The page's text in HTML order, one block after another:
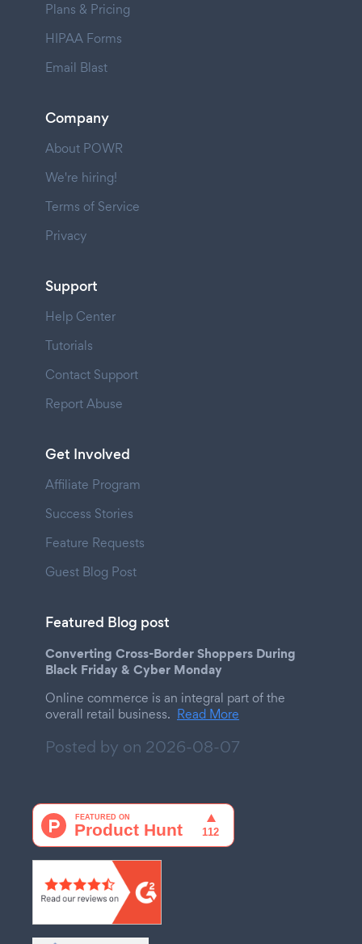
Plans & Pricing
HIPAA Forms
Email Blast
Company
About POWR
We're hiring!
Terms of Service
Privacy
Support
Help Center
Tutorials
Contact Support
Report Abuse
Get Involved
Affiliate Program
Success Stories
Feature Requests
Guest Blog Post
Featured Blog post
Converting Cross-Border Shoppers During
Black Friday & Cyber Monday
Online commerce is an integral part of the
overall retail business. Read More
Posted by on 2026-08-07